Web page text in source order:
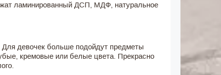
ламинированный ДСП, МДФ, натуральное
девочек больше подойдут предметы
кремовые или белые цвета. Прекрасно